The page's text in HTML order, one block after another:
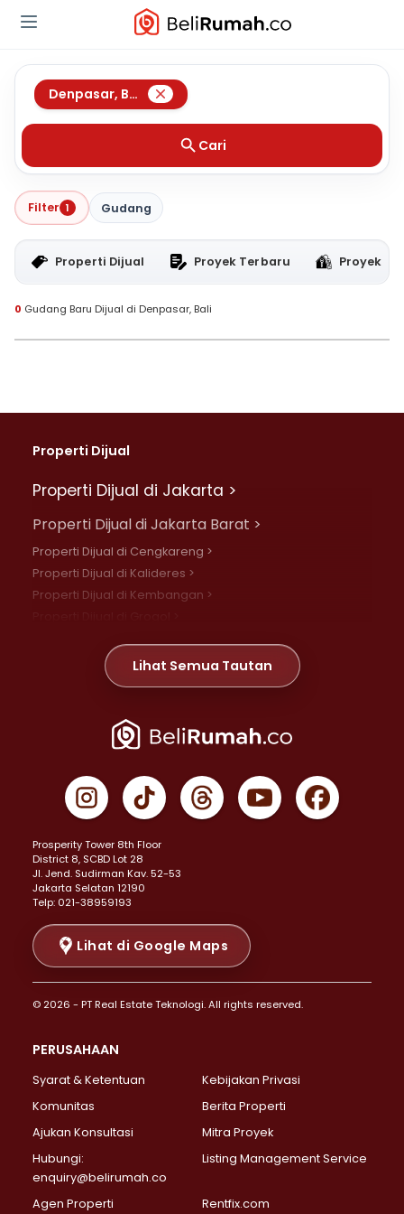
Denpasar, Bali
Cari
Filter 1 Gudang
Properti Dijual Proyek Terbaru Proyek
0 Gudang Baru Dijual di Denpasar, Bali
Properti Dijual
Properti Dijual di Jakarta >
Properti Dijual di Jakarta Barat >
Properti Dijual di Cengkareng >
Properti Dijual di Kalideres >
Properti Dijual di Kembangan >
Properti Dijual di Meruya >
Properti Dijual di Jelambar >
Properti Dijual di Jakarta Pusat >
Properti Dijual di Gambir >
Properti Dijual di Johar Baru >
Properti Dijual di Menteng >
Properti Dijual di Senen >
Properti Dijual di Tanah Abang >
Properti Dijual di Cikini >
Properti Dijual di Kramat >
Properti Dijual di Pasar Baru >
Properti Dijual di Bendungan Hilir >
Properti Dijual di Jakarta Selatan >
Properti Dijual di Lebak Bulus >
Properti Dijual di Gandaria Selatan >
Properti Dijual di Pondok Labu >
Properti Dijual di Lenteng Agung >
Properti Dijual di Senayan >
Properti Dijual di Pondok Pinang >
Lihat Semua Tautan
Prosperity Tower 8th Floor
District 8, SCBD Lot 28
JI. Jend. Sudirman Kav. 52-53
Jakarta Selatan 12190
Telp: 021-38959193
Lihat di Google Maps
© 2026 - PT Real Estate Teknologi. All rights reserved.
PERUSAHAAN
Syarat & Ketentuan
Kebijakan Privasi
Komunitas
Berita Properti
Ajukan Konsultasi
Mitra Proyek
Hubungi:
enquiry@belirumah.co
Listing Management Service
Agen Properti Rentfix.com